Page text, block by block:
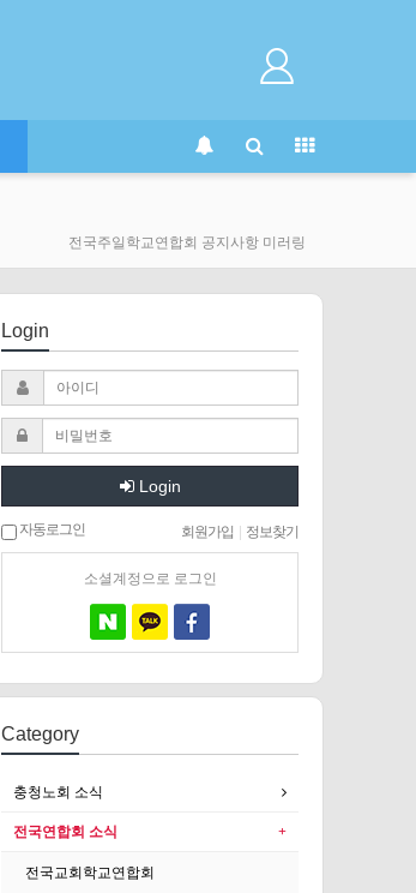
전국주일학교연합회 공지사항 미러링
Login
Login
자동로그인 회원가입 정보찾기
소셜계정으로 로그인
Category
충청노회 소식
전국연합회 소식
전국교회학교연합회